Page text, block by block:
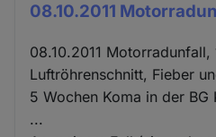
08.10.2011
08.10.2011 Motorradunfall,
Luftröhrenschnitt, Fieber
5 Wochen Koma in der BG
...